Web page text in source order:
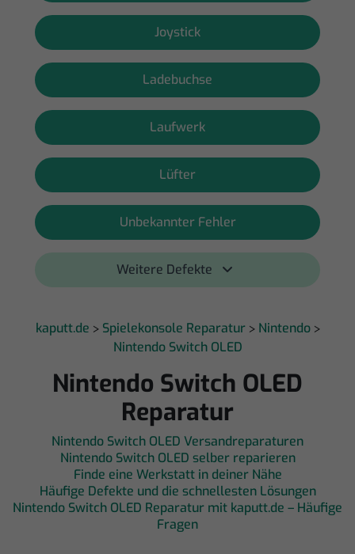
Joystick
Ladebuchse
Laufwerk
Lüfter
Unbekannter Fehler
Weitere Defekte
kaputt.de > Spielekonsole Reparatur > Nintendo>
Nintendo Switch OLED
Nintendo Switch OLED
Reparatur
Nintendo Switch OLED Versandreparaturen
Nintendo Switch OLED selber reparieren
Finde eine Werkstatt in deiner Nähe
Häufige Defekte und die schnellesten Lösungen
Nintendo Switch OLED Reparatur mit kaputt.de – Häufige
Fragen